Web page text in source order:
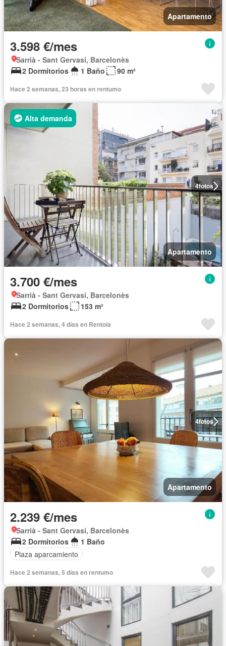
Apartamento
3.598 €/mes
Sarrià - Sant Gervasi, Barcelonès
2 Dormitorios
1 Baño 90 m²
Hace 2 semanas, 23 horas en rentumo
4fotos
Alta demanda
Apartamento
3.700 €/mes
Sarrià - Sant Gervasi, Barcelonès
2 Dormitorios
153 m²
Hace 2 semanas, 4 días en Rentola
4fotos
Apartamento
2.239 €/mes
Sarrià - Sant Gervasi, Barcelonès
2 Dormitorios
1 Baño
Plaza aparcamiento
Hace 2 semanas, 5 días en rentumo